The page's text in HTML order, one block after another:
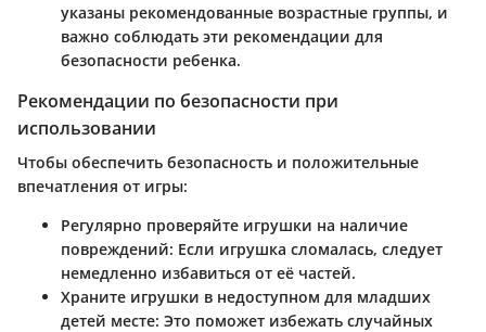
указаны рекомендованные возрастные группы, и
важно соблюдать эти рекомендации для
безопасности ребенка.
Рекомендации по безопасности при
использовании
Чтобы обеспечить безопасность и положительные
впечатления от игры:
Регулярно проверяйте игрушки на наличие
повреждений: Если игрушка сломалась, следует
немедленно избавиться от её частей.
Храните игрушки в недоступном для младших
детей месте: Это поможет избежать случайных